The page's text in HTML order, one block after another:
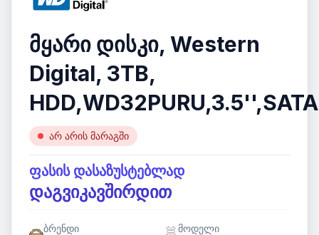
მყარი დისკი, Western
Digital, 3TB,
არ არის მარაგში
ფასის დასაზუსტებლად
დაგვიკავშირდით
ბრენდი
მოდელი